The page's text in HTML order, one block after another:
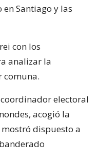
Santiago y las
con los
analizar la
comuna.
electoral
acogió la
dispuesto a